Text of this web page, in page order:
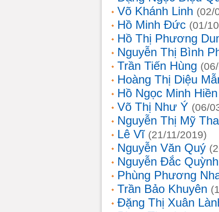
Võ Khánh Linh (02/
Hồ Minh Đức (01/
Hồ Thị Phương
Nguyễn Thị Bình
Trần Tiến Hùng
Hoàng Thị Diệu
Hồ Ngọc Minh Hiền
Võ Thị Như Ý (06/
Nguyễn Thị Mỹ
Lê Vĩ (21/11/2019)
Nguyễn Văn Quý
Nguyễn Đắc
Phùng Phương
Trần Bảo Khuyên
Đặng Thị Xuân